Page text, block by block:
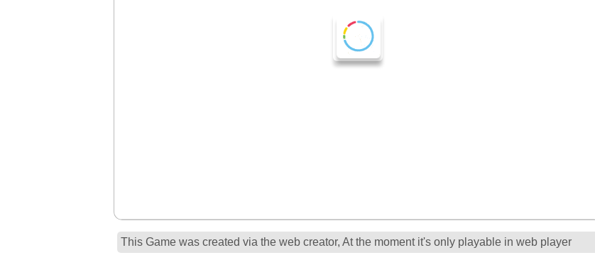
This Game was created via the web creator, At the moment it's only playable in web player